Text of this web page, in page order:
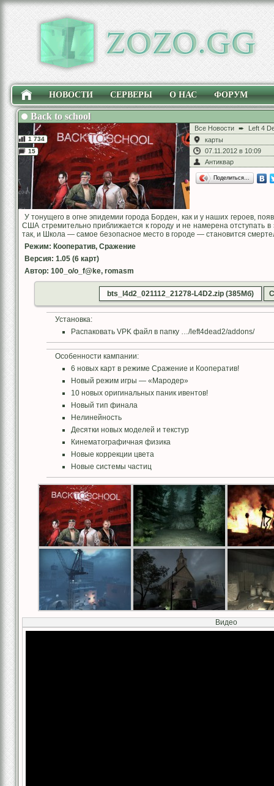
НОВОСТИ СЕРВЕРЫ О НАС ФОРУМ
Back to school
Все Новости ➨
Left 4
карты
07.11.2012 в 10:09
Антиквар
Поделиться…
У тонущего в огне эпидемии города Борден, как и у наших героев,
США стремительно приближается к городу и не намерена отступать
так, и Школа — самое безопасное место в городе — становится
Режим: Кооператив, Сражение
Версия: 1.05 (6 карт)
Автор: 100_o/o_f@ke, romasm
bts_l4d2_021112_21278-L4D2.zip (385Мб)
Установка:
Распаковать VPK файл в папку …/left4dead2/addons/
Особенности кампании:
6 новых карт в режиме Сражение и Кооператив!
Новый режим игры — «Мародер»
10 новых оригинальных паник ивентов!
Новый тип финала
Нелинейность
Десятки новых моделей и текстур
Кинематографичная физика
Новые коррекции цвета
Новые системы частиц
Видео
1 734
15